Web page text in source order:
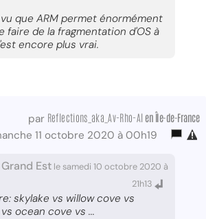
que ARM permet énormément
faire de la fragmentation d'OS à
encore plus vrai.
par Reflections_aka_Av-Rho-Al en Île-de-France
11 octobre 2020 à 00h19
Est le samedi 10 octobre 2020 à
21h13
skylake vs willow cove vs
ocean cove vs ...